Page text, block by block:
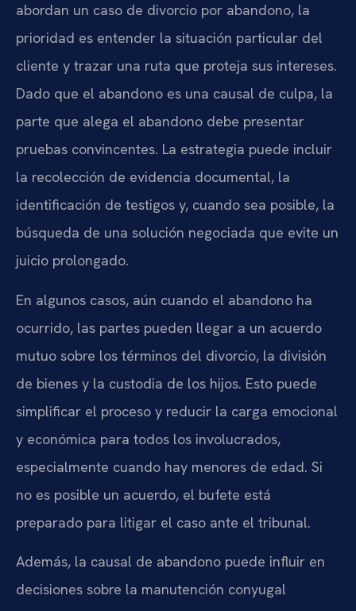
abordan un caso de divorcio por abandono, la
prioridad es entender la situación particular del
cliente y trazar una ruta que proteja sus intereses.
Dado que el abandono es una causal de culpa, la
parte que alega el abandono debe presentar
pruebas convincentes. La estrategia puede incluir
la recolección de evidencia documental, la
identificación de testigos y, cuando sea posible, la
búsqueda de una solución negociada que evite un
juicio prolongado.
En algunos casos, aún cuando el abandono ha
ocurrido, las partes pueden llegar a un acuerdo
mutuo sobre los términos del divorcio, la división
de bienes y la custodia de los hijos. Esto puede
simplificar el proceso y reducir la carga emocional
y económica para todos los involucrados,
especialmente cuando hay menores de edad. Si
no es posible un acuerdo, el bufete está
preparado para litigar el caso ante el tribunal.
Además, la causal de abandono puede influir en
decisiones sobre la manutención conyugal